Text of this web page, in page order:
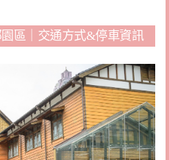
區｜交通方式&停車資訊